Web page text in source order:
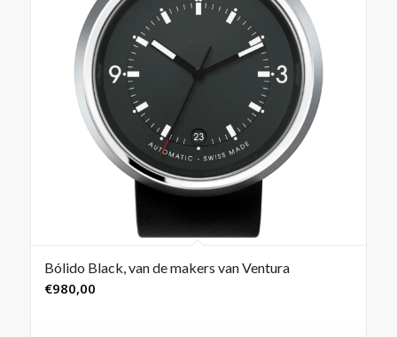
Bólido Black, van de makers van Ventura
€980,00